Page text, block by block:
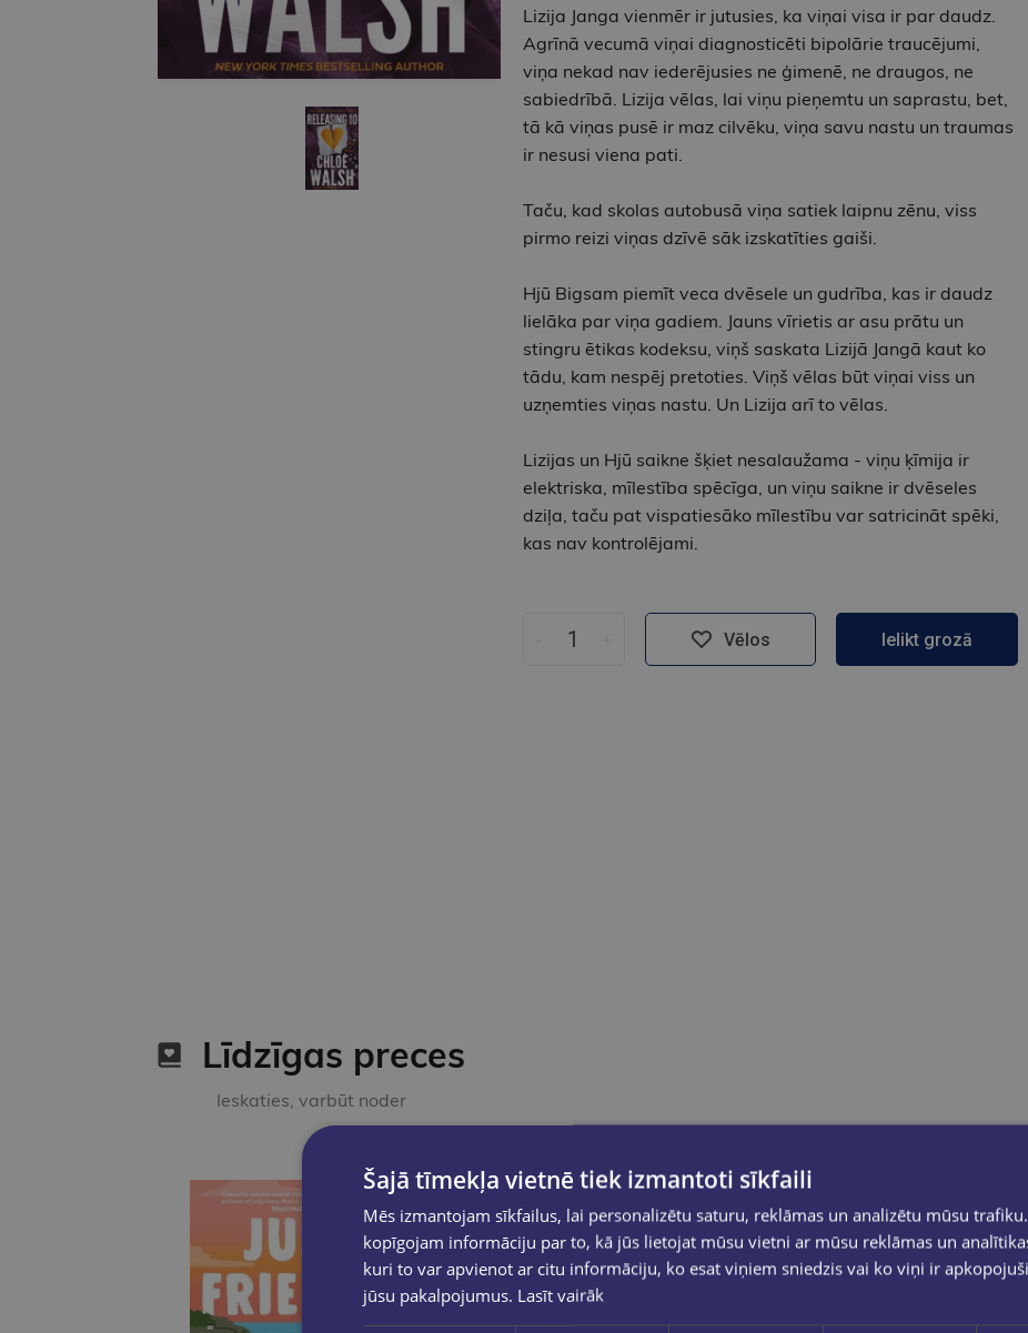
Lizija Janga vienmēr ir jutusies, ka viņai visa ir par daudz.
Agrīnā vecumā viņai diagnosticēti bipolārie traucējumi,
viņa nekad nav iederējusies ne ģimenē, ne draugos, ne
sabiedrībā. Lizija vēlas, lai viņu pieņemtu un saprastu, bet,
tā kā viņas pusē ir maz cilvēku, viņa savu nastu un traumas
ir nesusi viena pati.
Taču, kad skolas autobusā viņa satiek laipnu zēnu, viss
pirmo reizi viņas dzīvē sāk izskatīties gaiši.
Hjū Bigsam piemīt veca dvēsele un gudrība, kas ir daudz
lielāka par viņa gadiem. Jauns vīrietis ar asu prātu un
stingru ētikas kodeksu, viņš saskata Lizijā Jangā kaut ko
tādu, kam nespēj pretoties. Viņš vēlas būt viņai viss un
uzņemties viņas nastu. Un Lizija arī to vēlas.
Lizijas un Hjū saikne šķiet nesalaužama - viņu ķīmija ir
elektriska, mīlestība spēcīga, un viņu saikne ir dvēseles
dziļa, taču pat vispatiesāko mīlestību var satricināt spēki,
kas nav kontrolējami.
Vēlos Ielikt grozā
Līdzīgas preces
Ieskaties, varbūt noder
Šajā tīmekļa vietnē tiek izmantoti sīkfaili
Mēs izmantojam sīkfailus, lai personalizētu saturu, reklāmas un analizētu mūsu
kopīgojam informāciju par to, kā jūs lietojat mūsu vietni ar mūsu reklāmas un
kuri to var apvienot ar citu informāciju, ko esat viņiem sniedzis vai ko viņi ir
jūsu pakalpojumus. Lasīt vairāk